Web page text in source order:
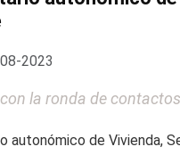
2023
la ronda de
autonómico de Vivienda,